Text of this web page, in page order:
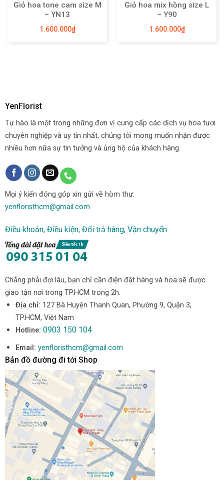
Giỏ hoa tone cam size M
– YN13
1.600.000₫
Giỏ hoa mix hồng size L
– Y90
1.600.000₫
YenFlorist
Tự hào là một trong những đơn vị cung cấp các dịch vụ hoa tươi
chuyên nghiệp và uy tín nhất, chúng tôi mong muốn nhận được
nhiều hơn nữa sự tin tưởng và ủng hộ của khách hàng.
Mọi ý kiến đóng góp xin gửi về hòm thư:
yenfloristhcm@gmail.com
Điều khoản, Điều kiện, Đổi trả hàng, Vận chuyển
Chẳng phải đợi lâu, bạn chỉ cần điện đặt hàng và hoa sẽ được
giao tận nơi trong TP.HCM trong 2h.
Địa chỉ: 127 Bà Huyện Thanh Quan, Phường 9, Quận 3,
TP.HCM, Việt Nam
Hotline: 0903 150 104
Email: yenfloristhcm@gmail.com
Bản đồ đường đi tới Shop